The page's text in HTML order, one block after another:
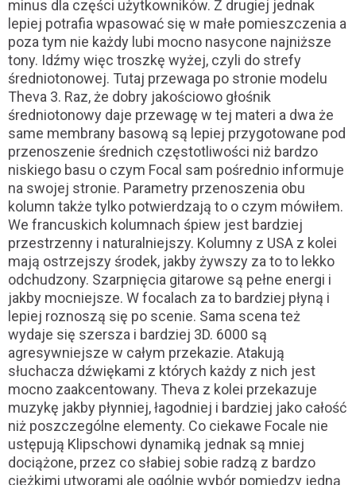
minus dla części użytkowników. Z drugiej jednak
lepiej potrafia wpasować się w małe pomieszczenia a
poza tym nie każdy lubi mocno nasycone najniższe
tony. Idźmy więc troszkę wyżej, czyli do strefy
średniotonowej. Tutaj przewaga po stronie modelu
Theva 3. Raz, że dobry jakościowo głośnik
średniotonowy daje przewagę w tej materi a dwa że
same membrany basową są lepiej przygotowane pod
przenoszenie średnich częstotliwości niż bardzo
niskiego basu o czym Focal sam pośrednio informuje
na swojej stronie. Parametry przenoszenia obu
kolumn także tylko potwierdzają to o czym mówiłem.
We francuskich kolumnach śpiew jest bardziej
przestrzenny i naturalniejszy. Kolumny z USA z kolei
mają ostrzejszy środek, jakby żywszy za to to lekko
odchudzony. Szarpnięcia gitarowe są pełne energi i
jakby mocniejsze. W focalach za to bardziej płyną i
lepiej roznoszą się po scenie. Sama scena też
wydaje się szersza i bardziej 3D. 6000 są
agresywniejsze w całym przekazie. Atakują
słuchacza dźwiękami z których każdy z nich jest
mocno zaakcentowany. Theva z kolei przekazuje
muzykę jakby płynniej, łagodniej i bardziej jako całość
niż poszczególne elementy. Co ciekawe Focale nie
ustępują Klipschowi dynamiką jednak są mniej
dociążone, przez co słabiej sobie radzą z bardzo
ciężkimi utworami ale ogólnie wybór pomiędzy jedną